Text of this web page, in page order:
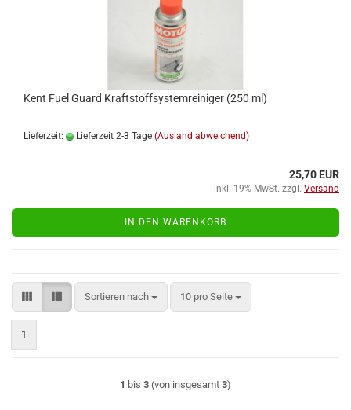
Kent Fuel Guard Kraft­stoff­sys­tem­rei­ni­ger (250 ml)
Lieferzeit: Lieferzeit 2-3 Tage (Ausland abweichend)
25,70 EUR
inkl. 19% MwSt. zzgl. Versand
IN DEN WARENKORB
Sortieren nach
Sortieren nach 10 pro Seite
pro Seite
1
1 bis 3 (von insgesamt 3)